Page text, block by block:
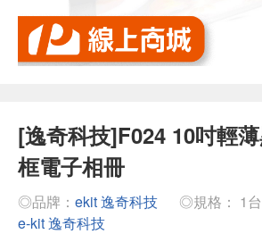
[逸奇科技]F024 10吋輕
框電子相冊
◎品牌： ekit 逸奇科技 ◎規格： 1台
e-kit 逸奇科技